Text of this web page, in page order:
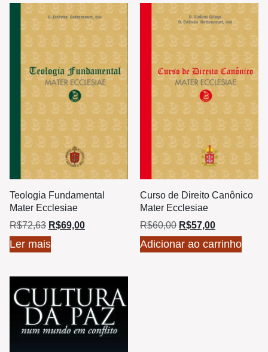
Teologia Fundamental
Mater Ecclesiae
R$72,63 R$69,00
Ler mais
Curso de Direito Canônico
Mater Ecclesiae
R$60,00 R$57,00
Adicionar ao carrinho